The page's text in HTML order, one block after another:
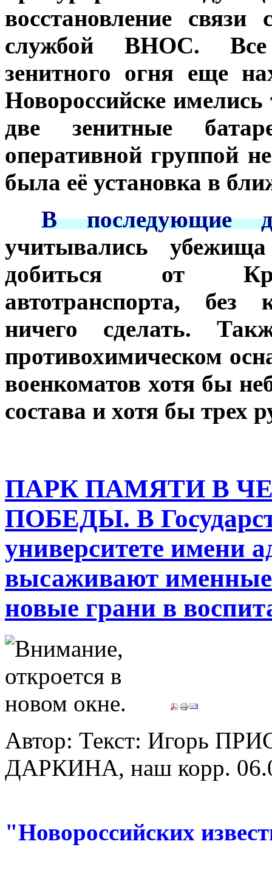
восстановление
службой ВНОС. Все
зенитного огня еще
Новороссийске
две зенитные
оперативной группой
была её установка в
В последующие
учитывались
добиться от
автотранспорта, без
ничего сделать.
противохимическом
военкоматов хотя бы
состава и хотя бы трех
ПАРК ПАМЯТИ В
ПОБЕДЫ. В
университете
высаживают именные
новые грани в
Автор: Текст: Игорь
ДАРКИНА, наш корр.
"Новороссийских